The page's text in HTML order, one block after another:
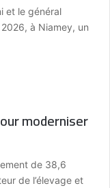
et le général
à Niamey, un
moderniser
de 38,6
de l’élevage et